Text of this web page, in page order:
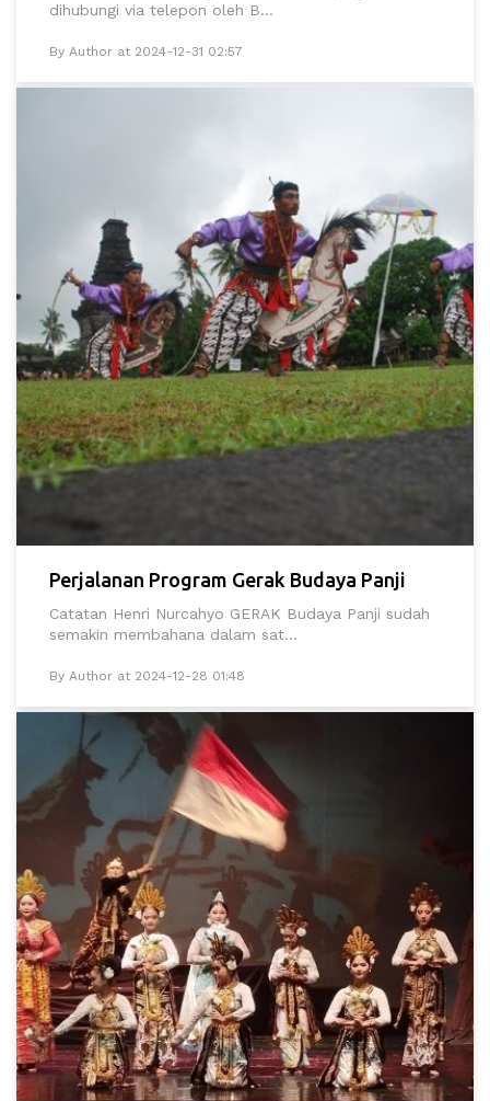
dihubungi via telepon oleh B...
By Author at 2024-12-31 02:57
Perjalanan Program Gerak Budaya Panji
Catatan Henri Nurcahyo GERAK Budaya Panji sudah
semakin membahana dalam sat...
By Author at 2024-12-28 01:48